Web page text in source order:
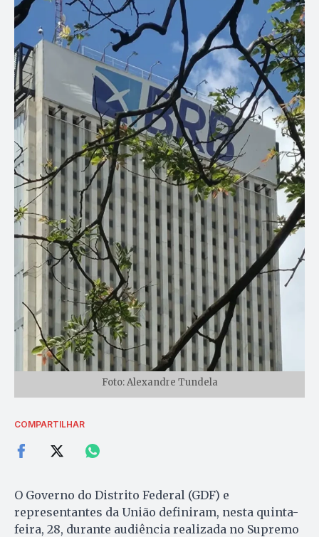
Foto: Alexandre Tundela
COMPARTILHAR
O Governo do Distrito Federal (GDF) e
representantes da União definiram, nesta quinta-
feira, 28, durante audiência realizada no Supremo